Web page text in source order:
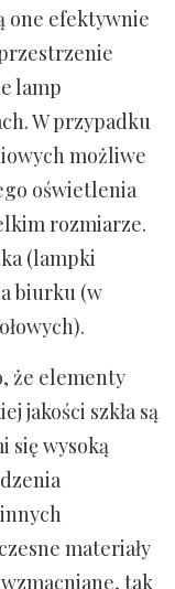
one efektywnie
lamp
W przypadku
możliwe
oświetlenia
rozmiarze.
(lampki
biurku (w
że elementy
jakości szkła są
się wysoką
materiały
tak